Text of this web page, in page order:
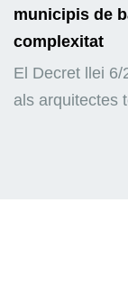
municipis de
complexitat
El Decret llei
als arquitectes